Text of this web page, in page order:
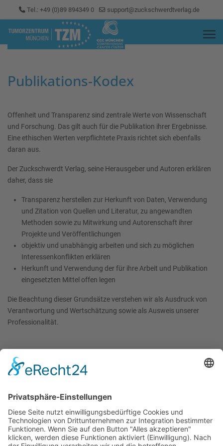
Tel.: +49 (0)89 894349 0 support@zuckschwerdtverlag.de
Publikations-Kodex
Offenheit und Transparenz sind zentrale Werte von Wissenschaft
und Forschung. Das gilt auch für die Publikation ihrer Ergebnisse.
Eine ethischen Werten verpflichtete Praxis richtet sich ebenfalls
daran aus.
Der Zuckschwerdt Verlag, seine Herausgeber und Autoren erklären
daher, dass sie
Transparenz herstellen zur Herkunft von Daten, Verwendung
und Zitation von Quellen und Literatur, zu angewandten
Methoden sowie zu Mitwirkung und Autorenschaft ihrer
Projekte und Veröffentlichungen
objektiv und unabhängig arbeiten und sich zu möglichen
Interessenkonflikten erklären
Herkunft und Verwendung der für ihre Arbeit und Publikation
eingesetzten Mittel offen legen
Die Beachtung dieser Grundsätze verstehen wir als Ausdruck von
Verantwortung und Wertschätzung sowie als Ausweis unserer
Professionalität.
Regeln
Publikations-Kodex